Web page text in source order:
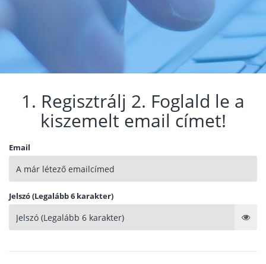
1. Regisztrálj 2. Foglald le a
kiszemelt email címet!
Email
Jelszó (Legalább 6 karakter)